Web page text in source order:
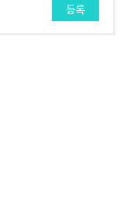
등록